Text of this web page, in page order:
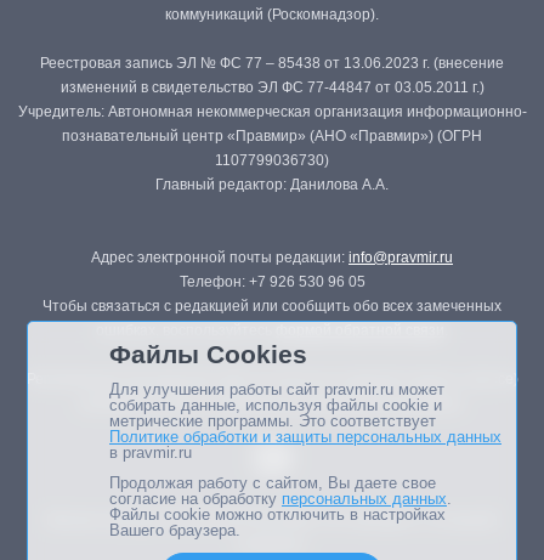
коммуникаций (Роскомнадзор).
Реестровая запись ЭЛ № ФС 77 – 85438 от 13.06.2023 г. (внесение
изменений в свидетельство ЭЛ ФС 77-44847 от 03.05.2011 г.)
Учредитель: Автономная некоммерческая организация информационно-
познавательный центр «Правмир» (АНО «Правмир») (ОГРН
1107799036730)
Главный редактор: Данилова А.А.
Адрес электронной почты редакции: info@pravmir.ru
Телефон: +7 926 530 96 05
Чтобы связаться с редакцией или сообщить обо всех замеченных
Републикация материалов сайта в печатных изданиях (книгах, прессе)
возможна только с письменного разрешения редакции.
Мнение авторов статей портала может не совпадать с позицией
Файлы Cookies
Для улучшения работы сайт pravmir.ru может
собирать данные, используя файлы cookie и
метрические программы. Это соответствует
Политике обработки и защиты персональных данных
в pravmir.ru
Продолжая работу с сайтом, Вы даете свое
согласие на обработку персональных данных.
Файлы cookie можно отключить в настройках
Вашего браузера.